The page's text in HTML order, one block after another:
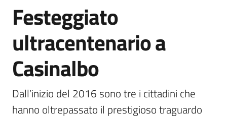
Novità
Menu selezionato
Servizi
Vivere
Formigine
Salta al contenuto
Festeggiato
ultracentenario a
Casinalbo
Dall’inizio del 2016 sono tre i cittadini che
hanno oltrepassato il prestigioso traguardo